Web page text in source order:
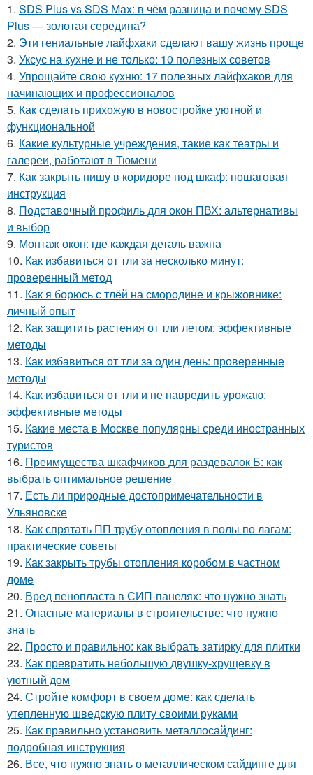
1. SDS Plus vs SDS Max: в чём разница и почему SDS
Plus — золотая середина?
2. Эти гениальные лайфхаки сделают вашу жизнь проще
3. Уксус на кухне и не только: 10 полезных советов
4. Упрощайте свою кухню: 17 полезных лайфхаков для
начинающих и профессионалов
5. Как сделать прихожую в новостройке уютной и
функциональной
6. Какие культурные учреждения, такие как театры и
галереи, работают в Тюмени
7. Как закрыть нишу в коридоре под шкаф: пошаговая
инструкция
8. Подставочный профиль для окон ПВХ: альтернативы
и выбор
9. Монтаж окон: где каждая деталь важна
10. Как избавиться от тли за несколько минут:
проверенный метод
11. Как я борюсь с тлёй на смородине и крыжовнике:
личный опыт
12. Как защитить растения от тли летом: эффективные
методы
13. Как избавиться от тли за один день: проверенные
методы
14. Как избавиться от тли и не навредить урожаю:
эффективные методы
15. Какие места в Москве популярны среди иностранных
туристов
16. Преимущества шкафчиков для раздевалок Б: как
выбрать оптимальное решение
17. Есть ли природные достопримечательности в
Ульяновске
18. Как спрятать ПП трубу отопления в полы по лагам:
практические советы
19. Как закрыть трубы отопления коробом в частном
доме
20. Вред пенопласта в СИП-панелях: что нужно знать
21. Опасные материалы в строительстве: что нужно
знать
22. Просто и правильно: как выбрать затирку для плитки
23. Как превратить небольшую двушку-хрущевку в
уютный дом
24. Стройте комфорт в своем доме: как сделать
утепленную шведскую плиту своими руками
25. Как правильно установить металлосайдинг:
подробная инструкция
26. Все, что нужно знать о металлическом сайдинге для